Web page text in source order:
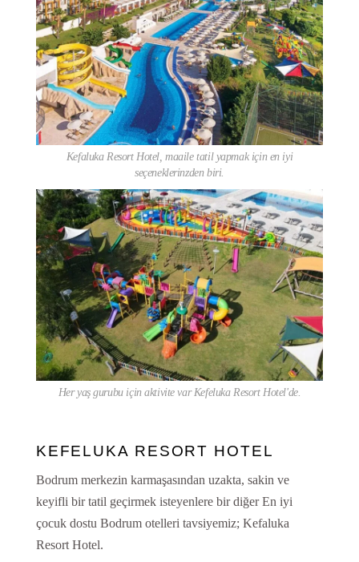
Kefaluka Resort Hotel, maaile tatil yapmak için en iyi
seçeneklerinzden biri.
Her yaş gurubu için aktivite var Kefeluka Resort Hotel'de.
KEFELUKA RESORT HOTEL
Bodrum merkezin karmaşasından uzakta, sakin ve
keyifli bir tatil geçirmek isteyenlere bir diğer En iyi
çocuk dostu Bodrum otelleri tavsiyemiz; Kefaluka
Resort Hotel.